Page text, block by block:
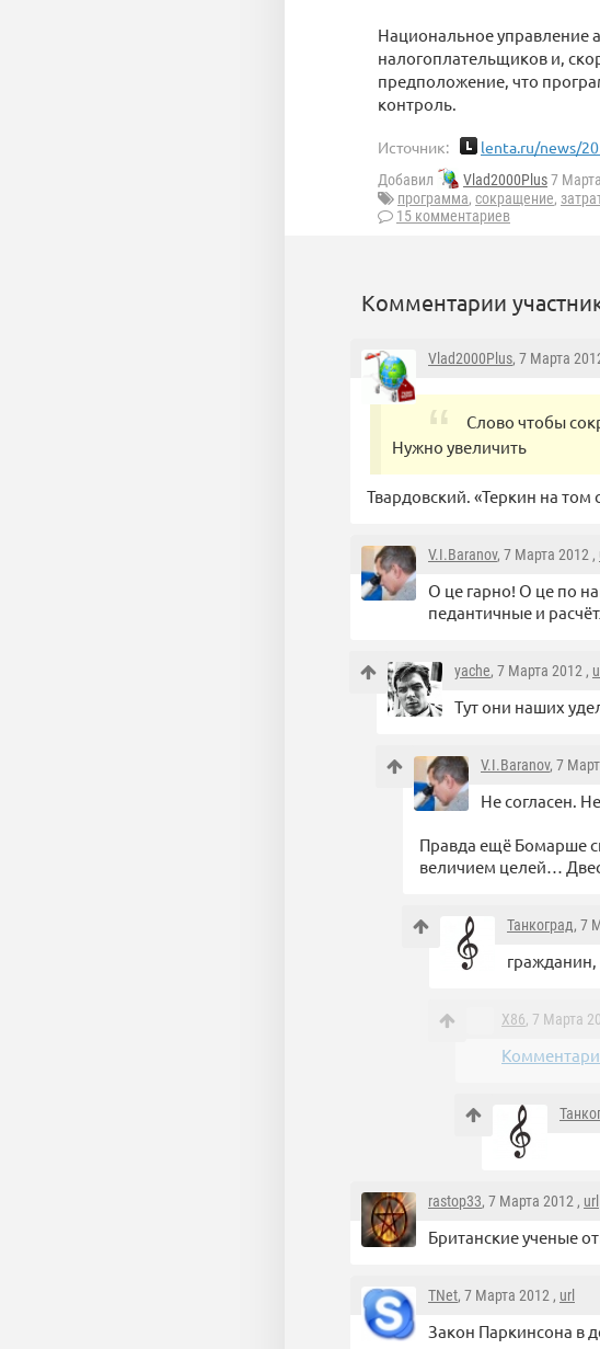
Национальное управление
налогоплательщиков и,
предположение, что
контроль.
Источник: lenta.ru/news/
Добавил Vlad2000Plus7
программа, сокращение,
15 комментариев
Комментарии
Vlad2000Plus, 7 Марта
Слово чтобы
Нужно увеличить
Твардовский. «Теркин на том
V.I.Baranov, 7 Марта 2012 ,
О це гарно! О це по
педантичные и
yache, 7 Марта 2012 ,
Тут они наших
V.I.Baranov, 7
Не согласен.
Правда ещё Бомарше
величием целей…
Танкоград, 7
гражданин,
X86, 7 Марта
rastop33, 7 Марта 2012 , url
Британские ученые
TNet, 7 Марта 2012 , url
Закон Паркинсона в